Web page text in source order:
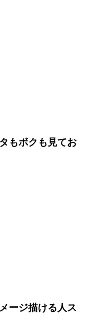
もボクも見てお
ージ描ける人ス